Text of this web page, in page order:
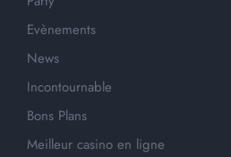
Evènements
News
Incontournable
Bons Plans
Meilleur casino en ligne